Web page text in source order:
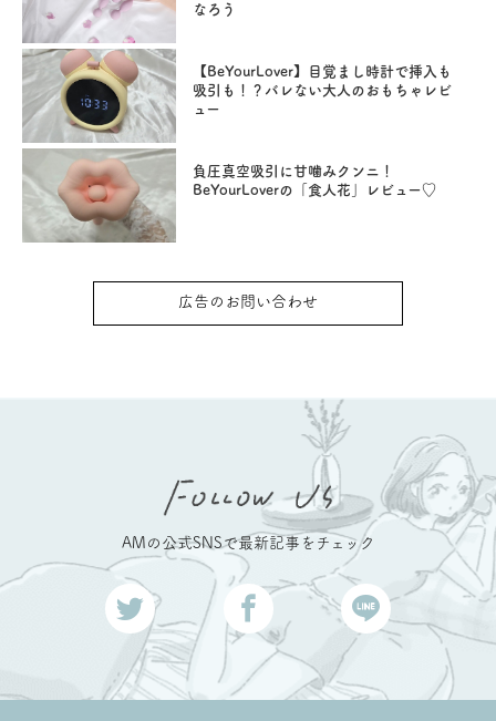
なろう
【BeYourLover】目覚まし時計で挿入も
吸引も！？バレない大人のおもちゃレビ
ュー
負圧真空吸引に甘噛みクンニ！
BeYourLoverの「食人花」レビュー♡
広告のお問い合わせ
AMの公式SNSで最新記事をチェック